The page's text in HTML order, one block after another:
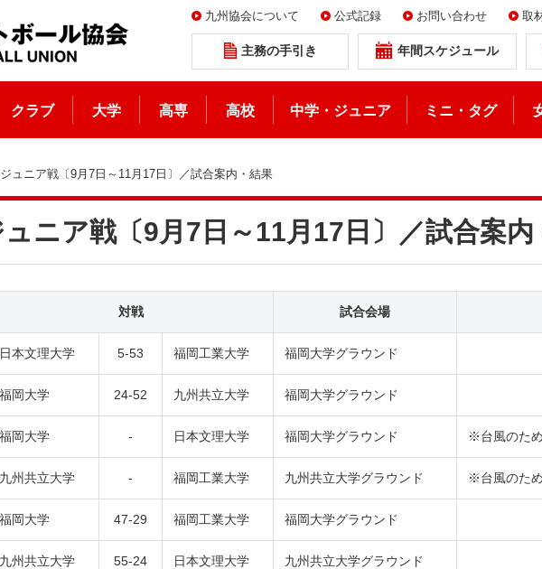
九州協会について 公式記録 お問い合わせ 取
主務の手引き 年間スケジュール
クラブ 大学 高専 高校 中学・ジュニア ミニ・タグ
ュニア戦〔9月7日～11月17日〕／試合案内・結果
ニア戦〔9月7日～11月17日〕／試合案内
対戦 試合会場
日本文理大学 5-53 福岡工業大学 福岡大学グラウンド
福岡大学 24-52 九州共立大学 福岡大学グラウンド
福岡大学 - 日本文理大学 福岡大学グラウンド ※台風のた
九州共立大学 - 福岡工業大学 九州共立大学グラウンド ※台風のた
福岡大学 47-29 福岡工業大学 福岡大学グラウンド
九州共立大学 55-24 日本文理大学 九州共立大学グラウンド